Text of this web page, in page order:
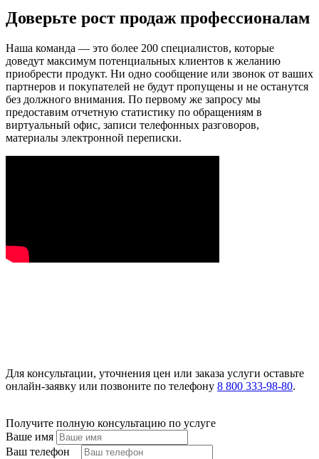
Доверьте рост продаж профессионалам
Наша команда — это более 200 специалистов, которые
доведут максимум потенциальных клиентов к желанию
приобрести продукт. Ни одно сообщение или звонок от ваших
партнеров и покупателей не будут пропущены и не останутся
без должного внимания. По первому же запросу мы
предоставим отчетную статистику по обращениям в
виртуальный офис, записи телефонных разговоров,
материалы электронной переписки.
Для консультации, уточнения цен или заказа услуги оставьте
онлайн-заявку или позвоните по телефону 8 800 333-98-80.
Получите полную консультацию по услуге
Ваше имя
Ваш телефон